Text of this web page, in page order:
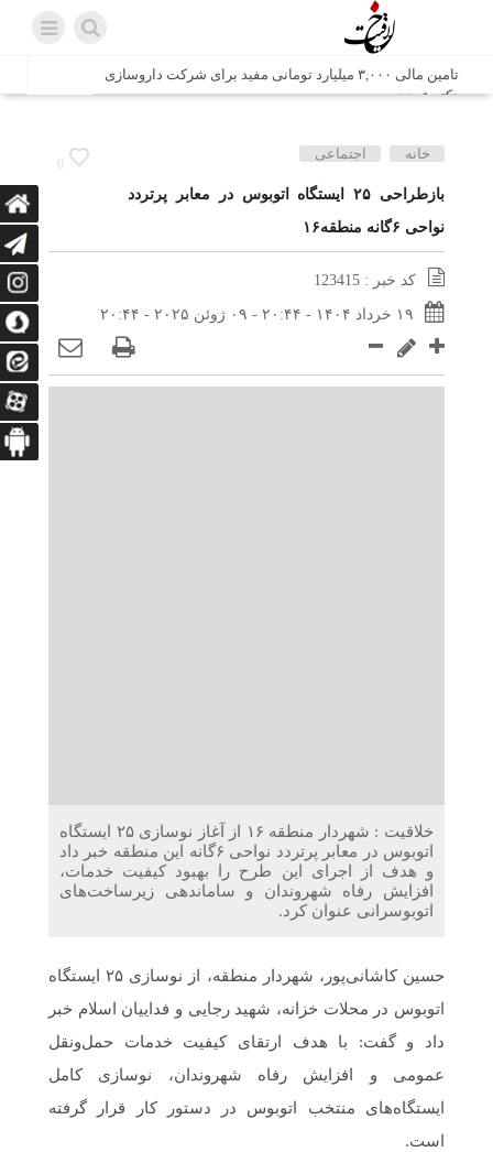
تامین مالی ۳,۰۰۰ میلیارد تومانی مفید برای شرکت داروسازی
دکتر عبیدی
شش وزیر کابینه پاکستان با حضور در سفارت ایران در اسلام
اتابک: ظرفیت های جدید همکاری‌های تجاری ایران و پاکستان با
محوریت بخش خصوصی فعال می‌شود
در مسیر جا‌مانده‌ها، دل‌ها به کربلا رسیده است
وزیر صمت خواستار پیگیری کانتینرهای ایرانی در بندر کراچی
شد / تجارت ۱۰ میلیارد دلاری ایران و پاکستان
0
خانه اجتماعی
بازطراحی ۲۵ ایستگاه اتوبوس در معابر پرتردد
نواحی ۶گانه منطقه۱۶
کد خبر : 123415
۱۹ خرداد ۱۴۰۴ - ۲۰:۴۴ - ۰۹ ژوئن ۲۰۲۵ - ۲۰:۴۴
خلاقیت : شهردار منطقه ۱۶ از آغاز نوسازی ۲۵ ایستگاه
اتوبوس در معابر پرتردد نواحی ۶گانه این منطقه خبر داد
و هدف از اجرای این طرح را بهبود کیفیت خدمات،
افزایش رفاه شهروندان و ساماندهی زیرساخت‌های
اتوبوسرانی عنوان کرد.
حسین کاشانی‌پور، شهردار منطقه، از نوسازی ۲۵ ایستگاه
اتوبوس در محلات خزانه، شهید رجایی و فداییان اسلام خبر
داد و گفت: با هدف ارتقای کیفیت خدمات حمل‌ونقل
عمومی و افزایش رفاه شهروندان، نوسازی کامل
ایستگاه‌های منتخب اتوبوس در دستور کار قرار گرفته
است.